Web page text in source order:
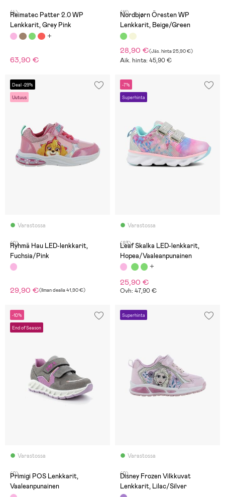
(4)
Reimatec Patter 2.0 WP
Lenkkarit, Grey Pink
63,90 €
(11)
Nordbjørn Öresten WP
Lenkkarit, Beige/Green
28,90 €(Jäs. hinta25,90 €)
Aik. hinta: 45,90 €
Deal -29%
Uutuus
Varastossa
(0)
Ryhmä Hau LED-lenkkarit,
Fuchsia/Pink
29,90 €(Ilman dealia41,90 €)
-7%
Superhinta
Varastossa
(83)
Leaf Skalka LED-lenkkarit,
Hopea/Vaaleanpunainen
25,90 €
Ovh: 47,90 €
-10%
End of Season
Varastossa
(0)
Primigi POS Lenkkarit,
Vaaleanpunainen
Superhinta
Varastossa
(0)
Disney Frozen Vilkkuvat
Lenkkarit, Lilac/Silver